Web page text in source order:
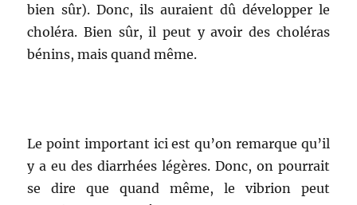
bien sûr). Donc, ils auraient dû développer le
choléra. Bien sûr, il peut y avoir des choléras
bénins, mais quand même.
Le point important ici est qu’on remarque qu’il
y a eu des diarrhées légères. Donc, on pourrait
se dire que quand même, le vibrion peut